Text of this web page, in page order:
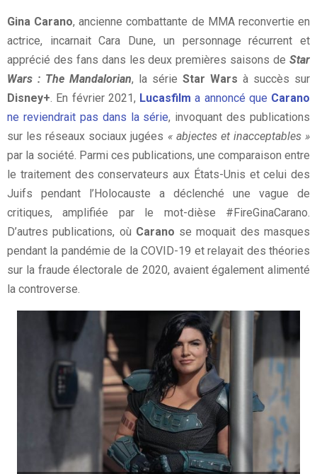
Gina Carano, ancienne combattante de MMA reconvertie en
actrice, incarnait Cara Dune, un personnage récurrent et
apprécié des fans dans les deux premières saisons de Star
Wars : The Mandalorian, la série Star Wars à succès sur
Disney+ . En février 2021, Lucasfilm a annoncé que Carano
ne reviendrait pas dans la série, invoquant des publications
sur les réseaux sociaux jugées « abjectes et inacceptables »
par la société. Parmi ces publications, une comparaison entre
le traitement des conservateurs aux États-Unis et celui des
Juifs pendant l’Holocauste a déclenché une vague de
critiques, amplifiée par le mot-dièse #FireGinaCarano.
D’autres publications, où Carano se moquait des masques
pendant la pandémie de la COVID-19 et relayait des théories
sur la fraude électorale de 2020, avaient également alimenté
la controverse.